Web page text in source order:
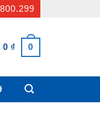
0 ₫ 0